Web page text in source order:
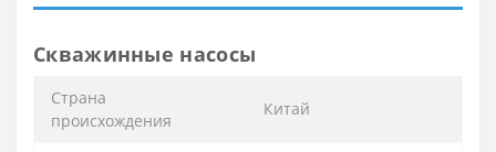
Скважинные насосы
Cтрана
происхождения
Китай